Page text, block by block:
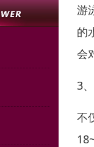
游
的
会
3
不